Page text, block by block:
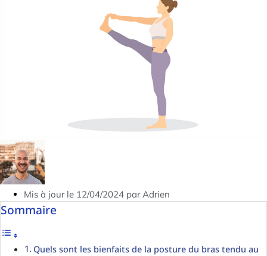
Mis à jour le 12/04/2024 par Adrien
Sommaire
Quels sont les bienfaits de la posture du bras tendu au